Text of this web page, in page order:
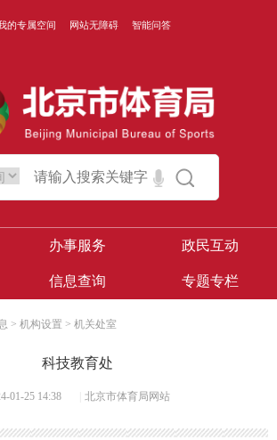
的专属空间 网站无障碍 智能问答
办事服务 政民互动
信息查询 专题专栏
> 机构设置 > 机关处室
科技教育处
01-25 14:38 北京市体育局网站